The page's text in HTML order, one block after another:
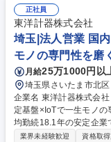
算管理、施工管理、関係
報共有しながら営業推進
も並行して実施 ※太陽光
案をご担当予定です。備考にサービス
客さま：住宅領域×電化
正社員
東洋計器株式会社
埼玉|法人営業 国
モノの専門性を磨
月給25万1000円以
埼玉県さいたま市北区
企業名 東洋計器株式会社 求人名 埼玉｜法人営業◆国内シェアトップの
定基盤×IoTで一生モノの専門性を磨く 仕事の内
均勤続18.1年の安定企業
ス10年）インフラ機器
業界未経験歓迎 資格取